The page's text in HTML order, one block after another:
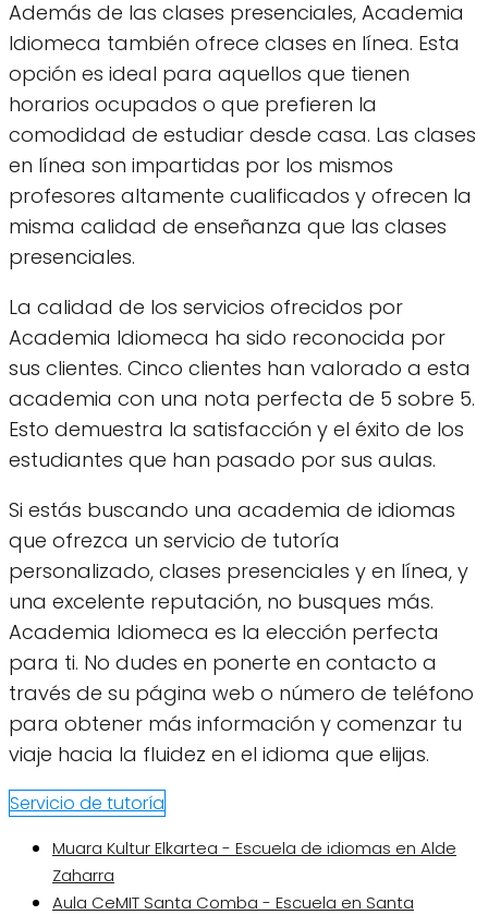
Además de las clases presenciales, Academia
Idiomeca también ofrece clases en línea. Esta
opción es ideal para aquellos que tienen
horarios ocupados o que prefieren la
comodidad de estudiar desde casa. Las clases
en línea son impartidas por los mismos
profesores altamente cualificados y ofrecen la
misma calidad de enseñanza que las clases
presenciales.
La calidad de los servicios ofrecidos por
Academia Idiomeca ha sido reconocida por
sus clientes. Cinco clientes han valorado a esta
academia con una nota perfecta de 5 sobre 5.
Esto demuestra la satisfacción y el éxito de los
estudiantes que han pasado por sus aulas.
Si estás buscando una academia de idiomas
que ofrezca un servicio de tutoría
personalizado, clases presenciales y en línea, y
una excelente reputación, no busques más.
Academia Idiomeca es la elección perfecta
para ti. No dudes en ponerte en contacto a
través de su página web o número de teléfono
para obtener más información y comenzar tu
viaje hacia la fluidez en el idioma que elijas.
Servicio de tutoría
Muara Kultur Elkartea - Escuela de idiomas en Alde
Zaharra
Aula CeMIT Santa Comba - Escuela en Santa